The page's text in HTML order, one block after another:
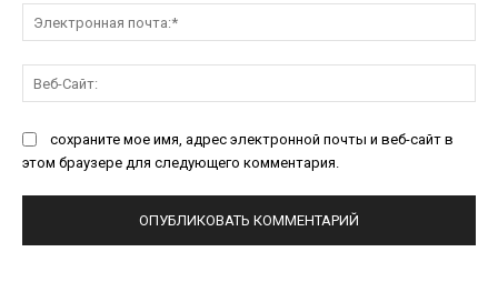
сохраните мое имя, адрес электронной почты и веб-сайт в
этом браузере для следующего комментария.